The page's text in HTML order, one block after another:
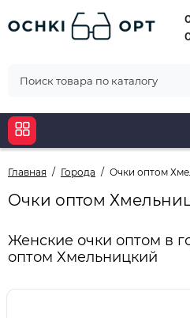
Главная Города Очки оптом
Очки оптом
Женские очки оптом в
оптом Хмельницкий